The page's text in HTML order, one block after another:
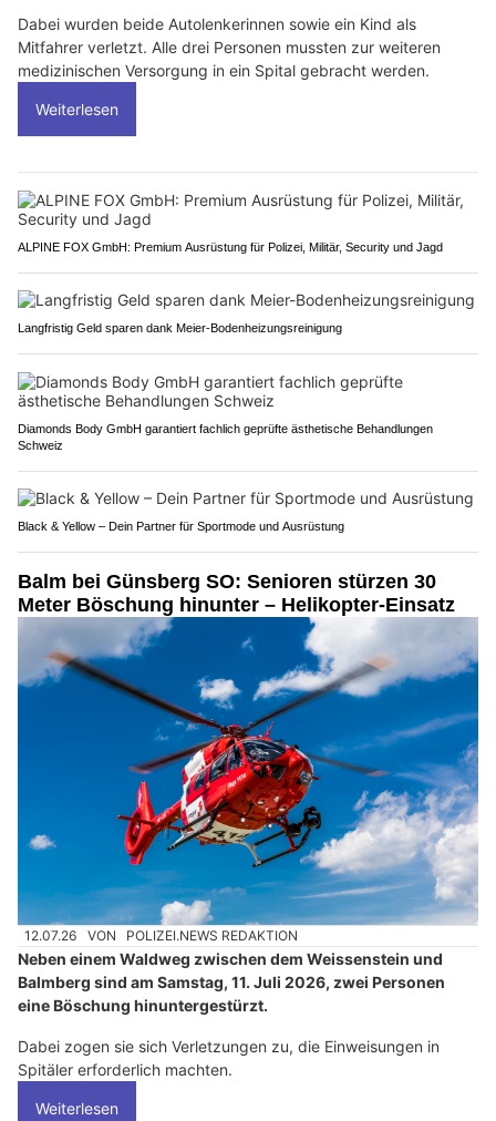
Dabei wurden beide Autolenkerinnen sowie ein Kind als
Mitfahrer verletzt. Alle drei Personen mussten zur weiteren
medizinischen Versorgung in ein Spital gebracht werden.
Weiterlesen
ALPINE FOX GmbH: Premium Ausrüstung für Polizei, Militär, Security und Jagd
Langfristig Geld sparen dank Meier-Bodenheizungsreinigung
Diamonds Body GmbH garantiert fachlich geprüfte ästhetische Behandlungen
Schweiz
Black & Yellow – Dein Partner für Sportmode und Ausrüstung
Balm bei Günsberg SO: Senioren stürzen 30
Meter Böschung hinunter – Helikopter-Einsatz
12.07.26 VON POLIZEI.NEWS REDAKTION
Neben einem Waldweg zwischen dem Weissenstein und
Balmberg sind am Samstag, 11. Juli 2026, zwei Personen
eine Böschung hinuntergestürzt.
Dabei zogen sie sich Verletzungen zu, die Einweisungen in
Spitäler erforderlich machten.
Weiterlesen